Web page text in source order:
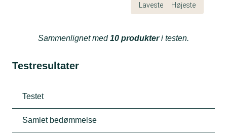
Laveste Højeste
Sammenlignet med10 produkteri testen.
Testresultater
Testet
Samlet bedømmelse